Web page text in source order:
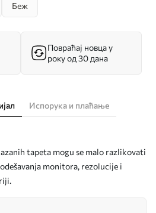
Беж
Повраћај новца у
року од 30 дана
Испорука и плаћање
tapeta mogu se malo razlikovati
monitora, rezolucije i